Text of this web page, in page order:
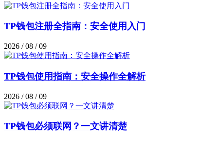
TP钱包注册全指南：安全使用入门
2026 / 08 / 09
TP钱包使用指南：安全操作全解析
2026 / 08 / 09
TP钱包必须联网？一文讲清楚